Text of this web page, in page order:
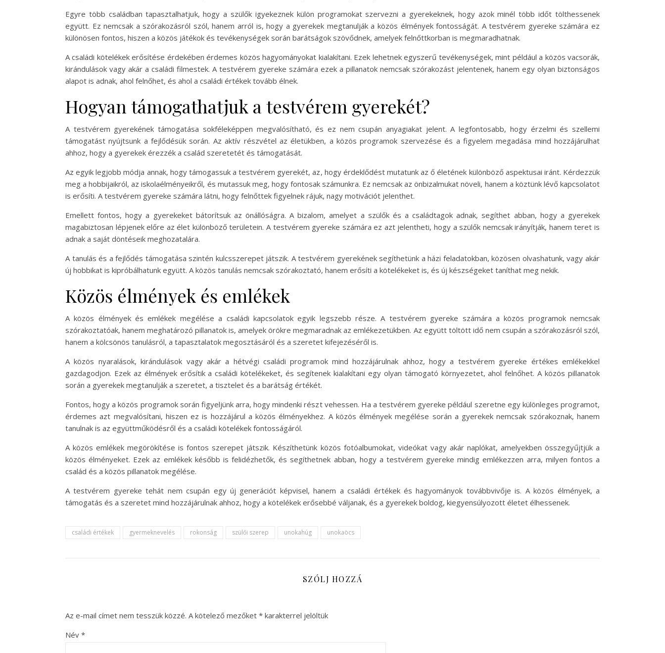
Egyre több családban tapasztalhatjuk, hogy a szülők igyekeznek külön programokat szervezni a gyerekeknek, hogy azok minél több időt tölthessenek
együtt. Ez nemcsak a szórakozásról szól, hanem arról is, hogy a gyerekek megtanulják a közös élmények fontosságát. A testvérem gyereke számára ez
különösen fontos, hiszen a közös játékok és tevékenységek során barátságok szövődnek, amelyek felnőttkorban is megmaradhatnak.
A családi kötelékek erősítése érdekében érdemes közös hagyományokat kialakítani. Ezek lehetnek egyszerű tevékenységek, mint például a közös vacsorák,
kirándulások vagy akár a családi filmestek. A testvérem gyereke számára ezek a pillanatok nemcsak szórakozást jelentenek, hanem egy olyan biztonságos
alapot is adnak, ahol felnőhet, és ahol a családi értékek tovább élnek.
Hogyan támogathatjuk a testvérem gyerekét?
A testvérem gyerekének támogatása sokféleképpen megvalósítható, és ez nem csupán anyagiakat jelent. A legfontosabb, hogy érzelmi és szellemi
támogatást nyújtsunk a fejlődésük során. Az aktív részvétel az életükben, a közös programok szervezése és a figyelem megadása mind hozzájárulhat
ahhoz, hogy a gyerekek érezzék a család szeretetét és támogatását.
Az egyik legjobb módja annak, hogy támogassuk a testvérem gyerekét, az, hogy érdeklődést mutatunk az ő életének különböző aspektusai iránt. Kérdezzük
meg a hobbijaikról, az iskolaélményeikről, és mutassuk meg, hogy fontosak számunkra. Ez nemcsak az önbizalmukat növeli, hanem a köztünk lévő kapcsolatot
is erősíti. A testvérem gyereke számára látni, hogy felnőttek figyelnek rájuk, nagy motivációt jelenthet.
Emellett fontos, hogy a gyerekeket bátorítsuk az önállóságra. A bizalom, amelyet a szülők és a családtagok adnak, segíthet abban, hogy a gyerekek
magabiztosan lépjenek előre az élet különböző területein. A testvérem gyereke számára ez azt jelentheti, hogy a szülők nemcsak irányítják, hanem teret is
adnak a saját döntéseik meghozatalára.
A tanulás és a fejlődés támogatása szintén kulcsszerepet játszik. A testvérem gyerekének segíthetünk a házi feladatokban, közösen olvashatunk, vagy akár
új hobbikat is kipróbálhatunk együtt. A közös tanulás nemcsak szórakoztató, hanem erősíti a kötelékeket is, és új készségeket taníthat meg nekik.
Közös élmények és emlékek
A közös élmények és emlékek megélése a családi kapcsolatok egyik legszebb része. A testvérem gyereke számára a közös programok nemcsak
szórakoztatóak, hanem meghatározó pillanatok is, amelyek örökre megmaradnak az emlékezetükben. Az együtt töltött idő nem csupán a szórakozásról szól,
hanem a kölcsönös tanulásról, a tapasztalatok megosztásáról és a szeretet kifejezéséről is.
A közös nyaralások, kirándulások vagy akár a hétvégi családi programok mind hozzájárulnak ahhoz, hogy a testvérem gyereke értékes emlékekkel
gazdagodjon. Ezek az élmények erősítik a családi kötelékeket, és segítenek kialakítani egy olyan támogató környezetet, ahol felnőhet. A közös pillanatok
során a gyerekek megtanulják a szeretet, a tisztelet és a barátság értékét.
Fontos, hogy a közös programok során figyeljünk arra, hogy mindenki részt vehessen. Ha a testvérem gyereke például szeretne egy különleges programot,
érdemes azt megvalósítani, hiszen ez is hozzájárul a közös élményekhez. A közös élmények megélése során a gyerekek nemcsak szórakoznak, hanem
tanulnak is az együttműködésről és a családi kötelékek fontosságáról.
A közös emlékek megörökítése is fontos szerepet játszik. Készíthetünk közös fotóalbumokat, videókat vagy akár naplókat, amelyekben összegyűjtjük a
közös élményeket. Ezek az emlékek később is felidézhetők, és segíthetnek abban, hogy a testvérem gyereke mindig emlékezzen arra, milyen fontos a
család és a közös pillanatok megélése.
A testvérem gyereke tehát nem csupán egy új generációt képvisel, hanem a családi értékek és hagyományok továbbvivője is. A közös élmények, a
támogatás és a szeretet mind hozzájárulnak ahhoz, hogy a kötelékek erősebbé váljanak, és a gyerekek boldog, kiegyensúlyozott életet élhessenek.
családi értékek gyermeknevelés rokonság szülői szerep unokahúg unokaöcs
SZÓLJ HOZZÁ
Az e-mail címet nem tesszük közzé. A kötelező mezőket * karakterrel jelöltük
Név *